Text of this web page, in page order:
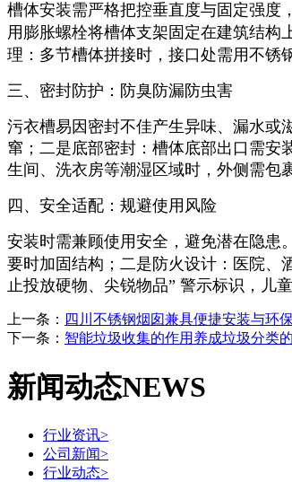
槽体安装需严格把控垂直度与固定强度
用膨胀螺栓将槽体支架固定在建筑结构
理：多节槽体拼接时，接口处需用不锈
三、密封防护：防臭防漏防虫害
污衣槽易因密封不佳产生异味、漏水或
窜；二是底部密封：槽体底部出口需安
生间、洗衣房等潮湿区域时，外侧需包
四、安全适配：规避使用风险
安装时需兼顾使用安全，避免潜在隐患
要时加固结构；二是防火设计：医院、
止投放硬物、尖锐物品” 警示标识，儿
上一条： 四川不锈钢烟囱兼具便捷安装与环
下一条： 智能垃圾收集的作用养成垃圾分类
新闻动态NEWS
行业资讯>
公司新闻>
行业动态>